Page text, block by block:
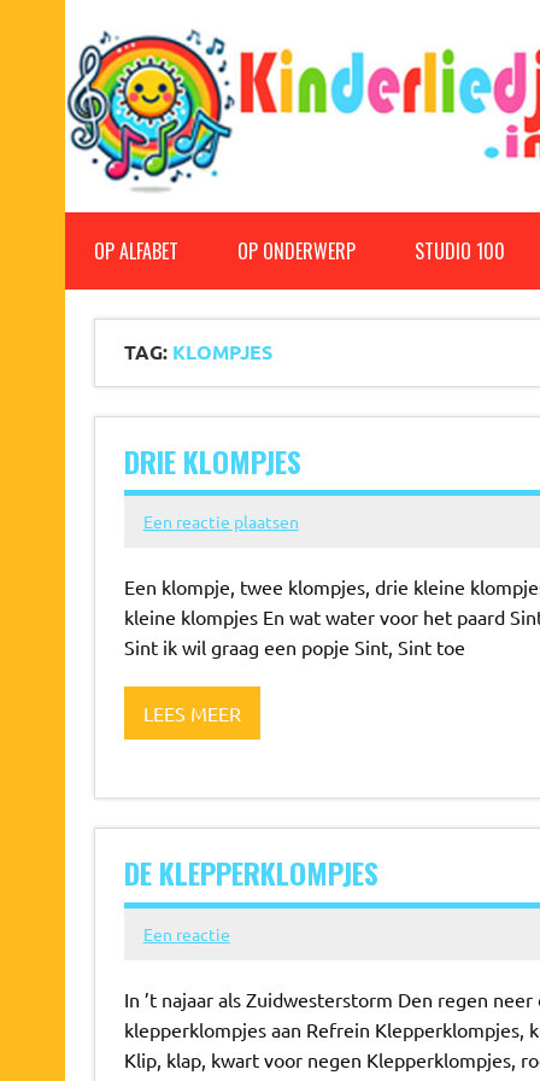
Kinderliedjes
OP ALFABET OP ONDERWERP STUDIO 100
TAG: KLOMPJES
DRIE KLOMPJES
Een reactie plaatsen
Een klompje, twee klompjes, drie kleine
kleine klompjes En wat water voor het paard
Sint ik wil graag een popje Sint, Sint toe
LEES MEER
DE KLEPPERKLOMPJES
Een reactie
In ’t najaar als Zuidwesterstorm Den regen
klepperklompjes aan Refrein Klepperklompjes,
Klip, klap, kwart voor negen Klepperklompjes,